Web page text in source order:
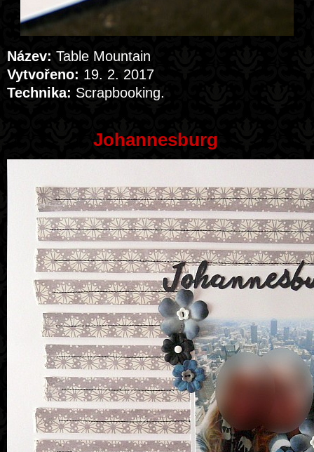
Název: Table Mountain
Vytvořeno: 19. 2. 2017
Technika: Scrapbooking.
Johannesburg